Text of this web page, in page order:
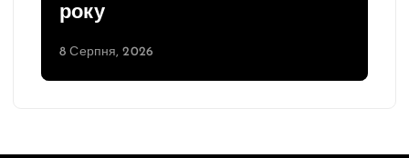
року
8 Серпня, 2026